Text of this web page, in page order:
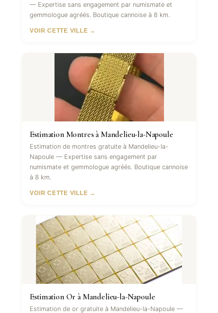
— Expertise sans engagement par numismate et
gemmologue agréés. Boutique cannoise à 8 km.
VOIR CETTE VILLE →
Estimation Montres à Mandelieu-la-Napoule
Estimation de montres gratuite à Mandelieu-la-
Napoule — Expertise sans engagement par
numismate et gemmologue agréés. Boutique cannoise
à 8 km.
VOIR CETTE VILLE →
Estimation Or à Mandelieu-la-Napoule
Estimation de or gratuite à Mandelieu-la-Napoule —